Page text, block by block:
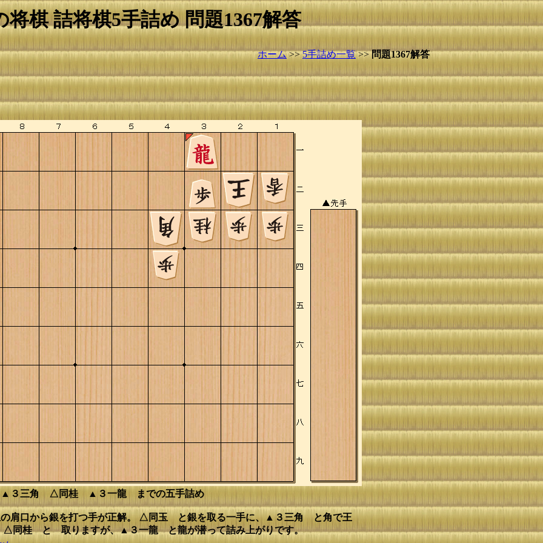
将棋 詰将棋5手詰め 問題1367解答
ホーム>>5手詰め一覧>>問題1367解答
三角 △同桂 ▲３一龍 までの五手詰め
肩口から銀を打つ手が正解。 △同玉 と銀を取る一手に、▲３三角 と角で王
△同桂 と 取りますが、▲３一龍 と龍が潜って詰み上がりです。